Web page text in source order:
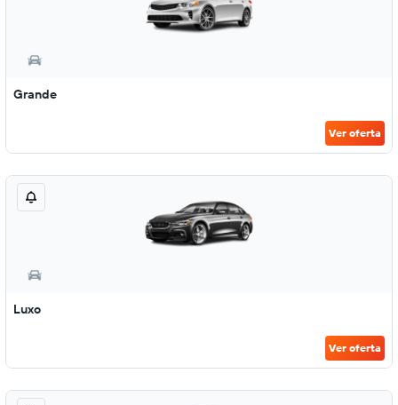
Grande
Ver oferta
Luxo
Ver oferta